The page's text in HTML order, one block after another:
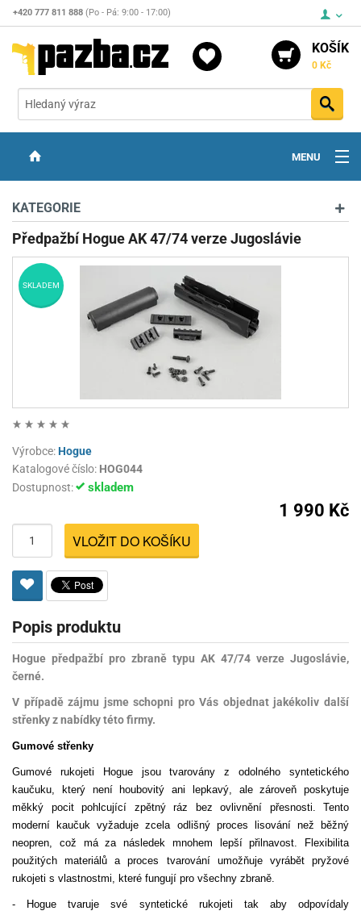
+420 777 811 888 (Po - Pá: 9:00 - 17:00)
KOŠÍK
0 Kč
MENU
OPTIKA
STŘELIVO
PŘÍSLUŠENSTVÍ
DETEKTORY KOVŮ
KATEGORIE
Předpažbí Hogue AK 47/74 verze Jugoslávie
SKLADEM
Výrobce:Hogue
Katalogové číslo: HOG044
Dostupnost:
skladem
1 990 Kč
VLOŽIT DO KOŠÍKU
Popis produktu
Hogue předpažbí pro zbraně typu AK 47/74 verze Jugoslávie,
černé.
V případě zájmu jsme schopni pro Vás objednat jakékoliv další
střenky z nabídky této firmy.
Gumové střenky
Gumové rukojeti Hogue jsou tvarovány z odolného syntetického
kaučuku, který není houbovitý ani lepkavý, ale zároveň poskytuje
měkký pocit pohlcující zpětný ráz bez ovlivnění přesnosti. Tento
moderní kaučuk vyžaduje zcela odlišný proces lisování než běžný
neopren, což má za následek mnohem lepší přilnavost. Flexibilita
použitých materiálů a proces tvarování umožňuje vyrábět pryžové
rukojeti s vlastnostmi, které fungují pro všechny zbraně.
- Hogue tvaruje své syntetické rukojeti tak aby odpovídaly